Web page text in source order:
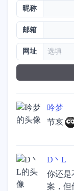
昵称
邮箱
网址
吟梦
节哀
D丶L
你还是
案，但